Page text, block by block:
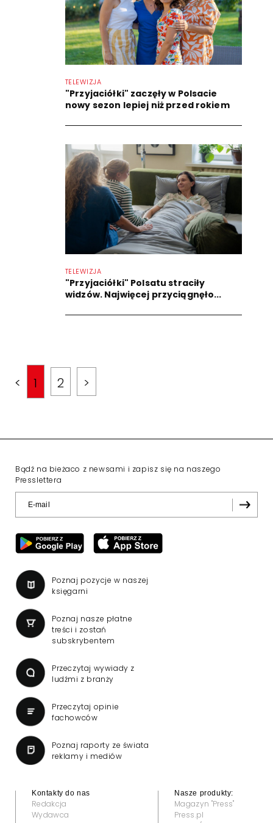
TELEWIZJA
"Przyjaciółki" zaczęły w Polsacie
nowy sezon lepiej niż przed rokiem
TELEWIZJA
"Przyjaciółki" Polsatu straciły
widzów. Najwięcej przyciągnęło...
< 1 2 >
Bądź na bieżaco z newsami i zapisz się na naszego
Presslettera
Poznaj pozycje w naszej
księgarni
Poznaj nasze płatne
treści i zostań
subskrybentem
Przeczytaj wywiady z
ludźmi z branży
Przeczytaj opinie
fachowców
Poznaj raporty ze świata
reklamy i mediów
Kontakty do nas
Redakcja
Wydawca
Nasze produkty:
Magazyn "Press"
Press.pl